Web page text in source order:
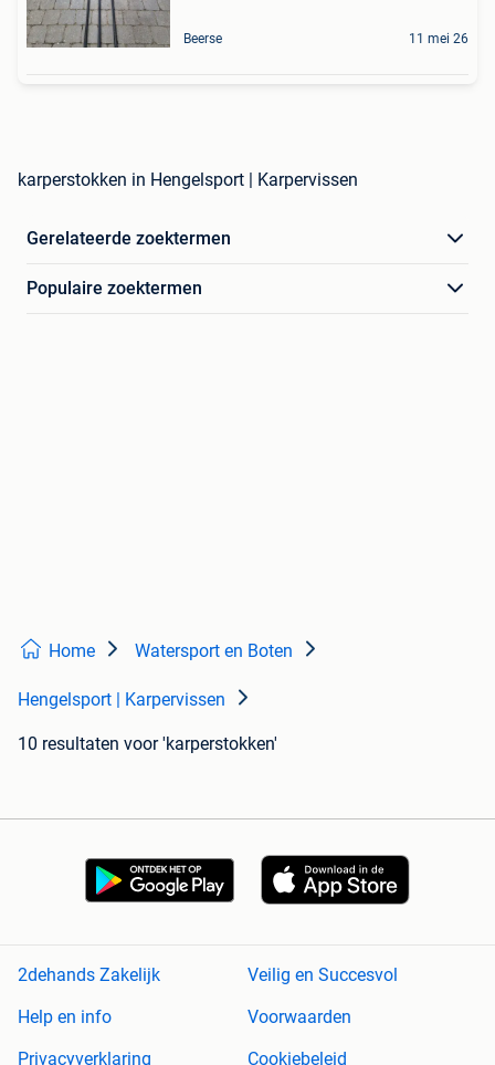
Beerse 11 mei 26
karperstokken in Hengelsport | Karpervissen
Gerelateerde zoektermen
Populaire zoektermen
Home Watersport en Boten
Hengelsport | Karpervissen
10 resultaten voor 'karperstokken'
2dehands Zakelijk
Veilig en Succesvol
Help en info
Voorwaarden
Privacyverklaring
Cookiebeleid